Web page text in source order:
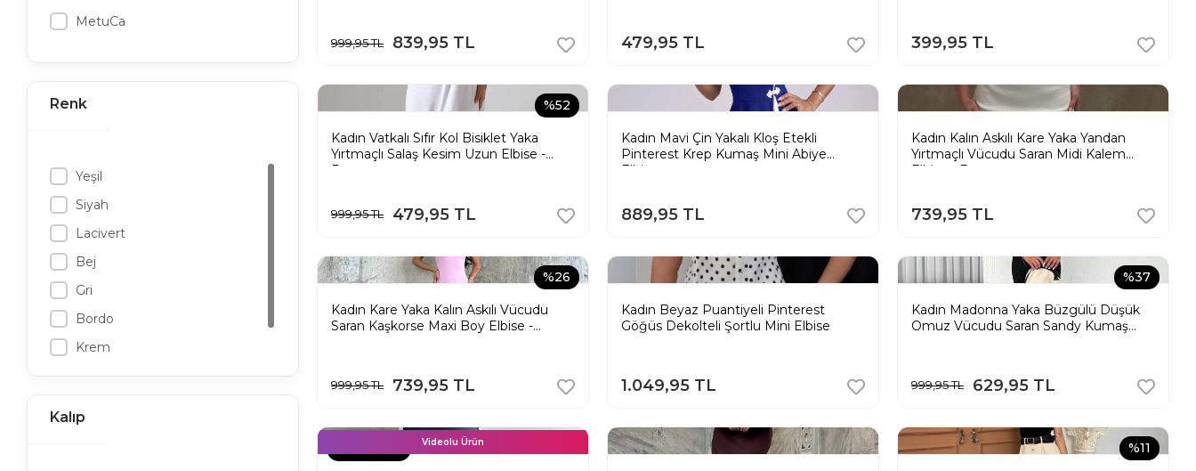
Kadın Askılı Elbise
Kadın Yırtmaçlı Elbise
Kadın Ofis Elbisesi / Giyimi
Kadın Ceket Pantolon Takım
Kadın Yelek Pantolon Takım
Kadın Siyah Etek
Kadın Asimetrik Etek
MetuCa
Renk
Yeşil
Siyah
Lacivert
Bej
Gri
Bordo
Krem
Kalıp
999,95 TL 839,95 TL 479,95 TL 399,95 TL
%52
Kadın Vatkalı Sıfır Kol Bisiklet Yaka
Yırtmaçlı Salaş Kesim Uzun Elbise -
Beyaz
999,95 TL 479,95 TL
Kadın Mavi Çin Yakalı Kloş Etekli
Pinterest Krep Kumaş Mini Abiye
Elbise
889,95 TL
Kadın Kalın Askılı Kare Yaka Yandan
Yırtmaçlı Vücudu Saran Midi Kalem
Elbise - Beyaz
739,95 TL
%26
Kadın Kare Yaka Kalın Askılı Vücudu
Saran Kaşkorse Maxi Boy Elbise -
999,95 TL 739,95 TL
Kadın Beyaz Puantiyeli Pinterest
Göğüs Dekolteli Şortlu Mini Elbise
1.049,95 TL
%37
Kadın Madonna Yaka Büzgülü Düşük
Omuz Vücudu Saran Sandy Kumaş
999,95 TL 629,95 TL
Videolu Ürün %11